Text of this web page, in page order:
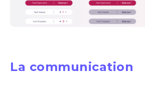
La communication